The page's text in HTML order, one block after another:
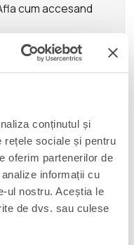
conținutul și
rețele sociale și pentru
oferim partenerilor de
informații cu
ul nostru. Aceștia le
de dvs. sau culese
cum accesand
bots to serve
and destructive
deco and details
in 30 steps.